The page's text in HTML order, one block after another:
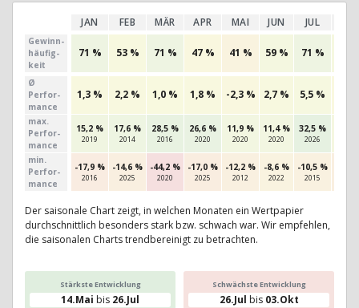
JAN FEB MÄR APR MAI JUN JUL
Gewinn­
häufig­
keit
71 % 53 % 71 % 47 % 41 % 59 % 71 %
Ø
Perfor­
mance
1,3 % 2,2 % 1,0 % 1,8 % -2,3 % 2,7 % 5,5 %
max.
Per­for­
mance
15,2 %
2019
17,6 %
2014
28,5 %
2016
26,6 %
2020
11,9 %
2020
11,4 %
2020
32,5 %
2026
min.
Per­for­
mance
-17,9 %
2016
-14,6 %
2025
-44,2 %
2020
-17,0 %
2025
-12,2 %
2012
-8,6 %
2022
-10,5 %
2015
Der saisonale Chart zeigt, in welchen Monaten ein Wertpapier
durchschnittlich besonders stark bzw. schwach war. Wir empfehlen,
die saisonalen Charts trendbereinigt zu betrachten.
Stärkste Entwicklung
14.Mai bis 26.Jul
Schwächste Entwicklung
26.Jul bis 03.Okt